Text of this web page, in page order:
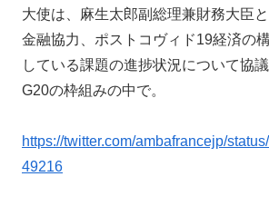
大使は、麻生太郎副総理兼財務大臣
金融協力、ポストコヴィド19経済の
している課題の進捗状況について協議
G20の枠組みの中で。
https://twitter.com/ambafrancejp/
49216